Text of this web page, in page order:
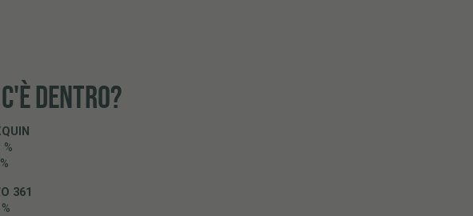
DENTRO?
%
361